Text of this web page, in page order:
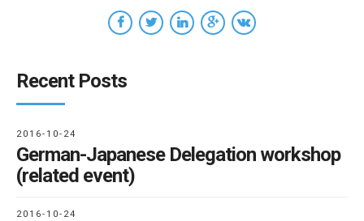
Recent Posts
2016-10-24
German-Japanese Delegation workshop
(related event)
2016-10-24